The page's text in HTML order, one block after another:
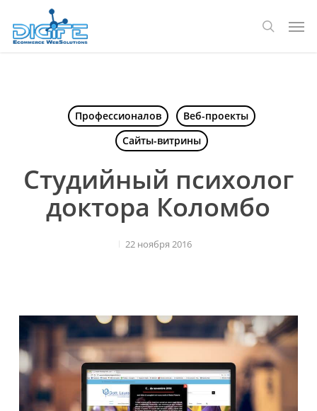
основному
поиск
Профессионалов
Веб-проекты
Сайты-витрины
Студийный психолог
доктора Коломбо
22 ноября 2016